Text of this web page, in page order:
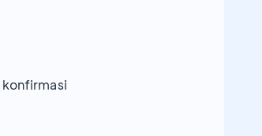
konfirmasi